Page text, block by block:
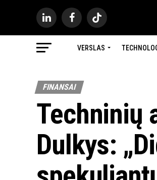
VERSLAS
FINANSAI
Techninių
Dulkys: